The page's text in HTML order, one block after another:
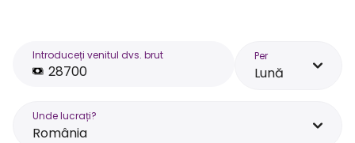
Introduceți venitul dvs. brut Per
Lună
Unde lucrați?
România